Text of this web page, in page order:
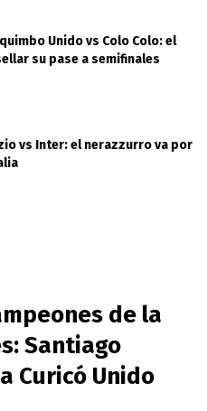
Unido vs Colo Colo: el
su pase a semifinales
vs Inter: el nerazzurro va por
de la
Santiago
Curicó Unido